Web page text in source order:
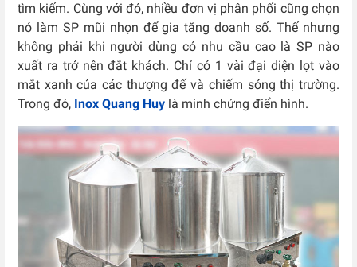
tìm kiếm. Cùng với đó, nhiều đơn vị phân phối cũng chọn
nó làm SP mũi nhọn để gia tăng doanh số. Thế nhưng
không phải khi người dùng có nhu cầu cao là SP nào
xuất ra trở nên đắt khách. Chỉ có 1 vài đại diện lọt vào
mắt xanh của các thượng đế và chiếm sóng thị trường.
Trong đó, Inox Quang Huy là minh chứng điển hình.